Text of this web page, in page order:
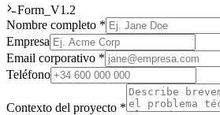
Form_V1.2
Nombre completo *
Empresa
Email corporativo *
Teléfono
Contexto del proyecto *